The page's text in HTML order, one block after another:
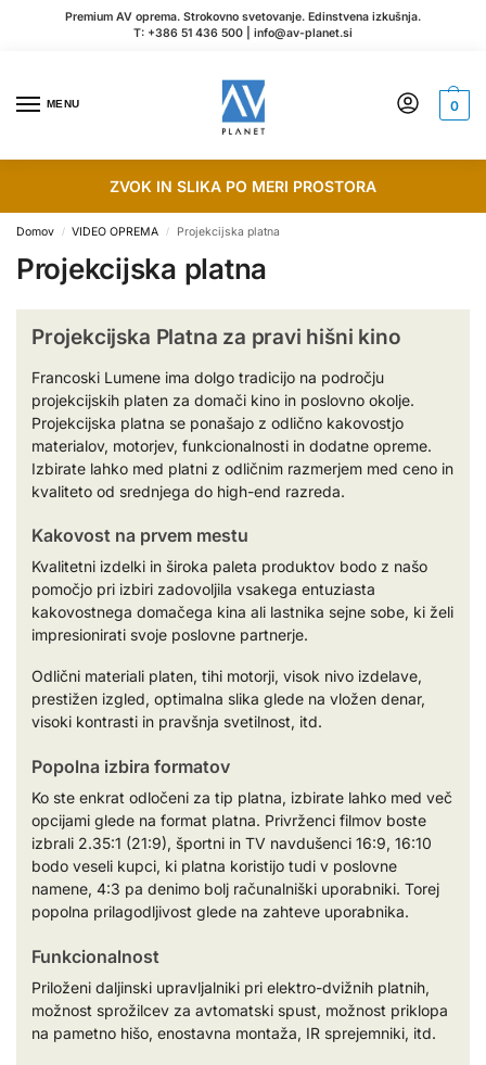
Premium AV oprema. Strokovno svetovanje. Edinstvena izkušnja.
T: +386 51 436 500 info@av-planet.si
MENU 0
ZVOK IN SLIKA PO MERI PROSTORA
Domov / VIDEO OPREMA / Projekcijska platna
Projekcijska platna
Projekcijska Platna za pravi hišni kino
Francoski Lumene ima dolgo tradicijo na področju
projekcijskih platen za domači kino in poslovno okolje.
Projekcijska platna se ponašajo z odlično kakovostjo
materialov, motorjev, funkcionalnosti in dodatne opreme.
Izbirate lahko med platni z odličnim razmerjem med ceno in
kvaliteto od srednjega do high-end razreda.
Kakovost na prvem mestu
Kvalitetni izdelki in široka paleta produktov bodo z našo
pomočjo pri izbiri zadovoljila vsakega entuziasta
kakovostnega domačega kina ali lastnika sejne sobe, ki želi
impresionirati svoje poslovne partnerje.
Odlični materiali platen, tihi motorji, visok nivo izdelave,
prestižen izgled, optimalna slika glede na vložen denar,
visoki kontrasti in pravšnja svetilnost, itd.
Popolna izbira formatov
Ko ste enkrat odločeni za tip platna, izbirate lahko med več
opcijami glede na format platna. Privrženci filmov boste
izbrali 2.35:1 (21:9), športni in TV navdušenci 16:9, 16:10
bodo veseli kupci, ki platna koristijo tudi v poslovne
namene, 4:3 pa denimo bolj računalniški uporabniki. Torej
popolna prilagodljivost glede na zahteve uporabnika.
Funkcionalnost
Priloženi daljinski upravljalniki pri elektro-dvižnih platnih,
možnost sprožilcev za avtomatski spust, možnost priklopa
na pametno hišo, enostavna montaža, IR sprejemniki, itd.